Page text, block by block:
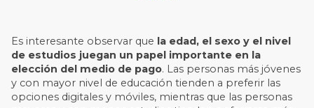
Es interesante observar que la edad, el sexo y el nivel
de estudios juegan un papel importante en la
elección del medio de pago. Las personas más jóvenes
y con mayor nivel de educación tienden a preferir las
opciones digitales y móviles, mientras que las personas